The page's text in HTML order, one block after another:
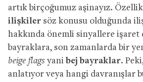
artık birçoğumuz aşinayız.
ilişkiler söz konusu olduğunda
hakkında önemli sinyallere işaret
bayraklara, son zamanlarda bir
beige flagsyani bej bayraklar.
anlatıyor veya hangi davranışlar